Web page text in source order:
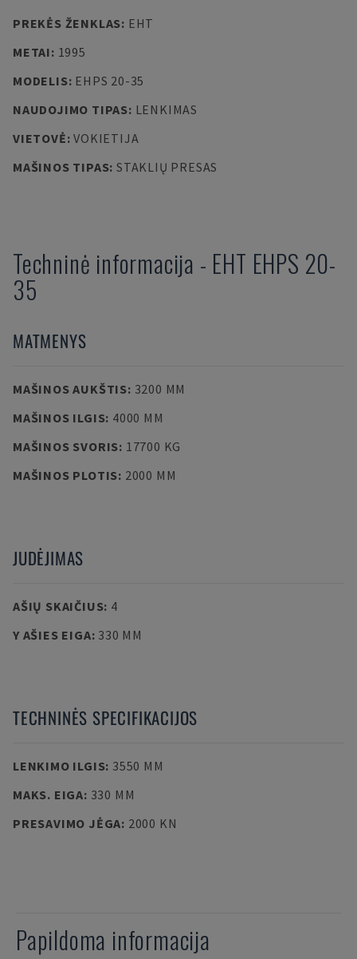
PREKĖS ŽENKLAS: EHT
METAI: 1995
MODELIS: EHPS 20-35
NAUDOJIMO TIPAS: LENKIMAS
VIETOVĖ:VOKIETIJA
MAŠINOS TIPAS: STAKLIŲ PRESAS
Techninė informacija - EHT EHPS 20-
35
MATMENYS
MAŠINOS AUKŠTIS: 3200 MM
MAŠINOS ILGIS: 4000 MM
MAŠINOS SVORIS: 17700 KG
MAŠINOS PLOTIS: 2000 MM
JUDĖJIMAS
AŠIŲ SKAIČIUS: 4
Y AŠIES EIGA: 330 MM
TECHNINĖS SPECIFIKACIJOS
LENKIMO ILGIS: 3550 MM
MAKS. EIGA: 330 MM
PRESAVIMO JĖGA: 2000 KN
Papildoma informacija